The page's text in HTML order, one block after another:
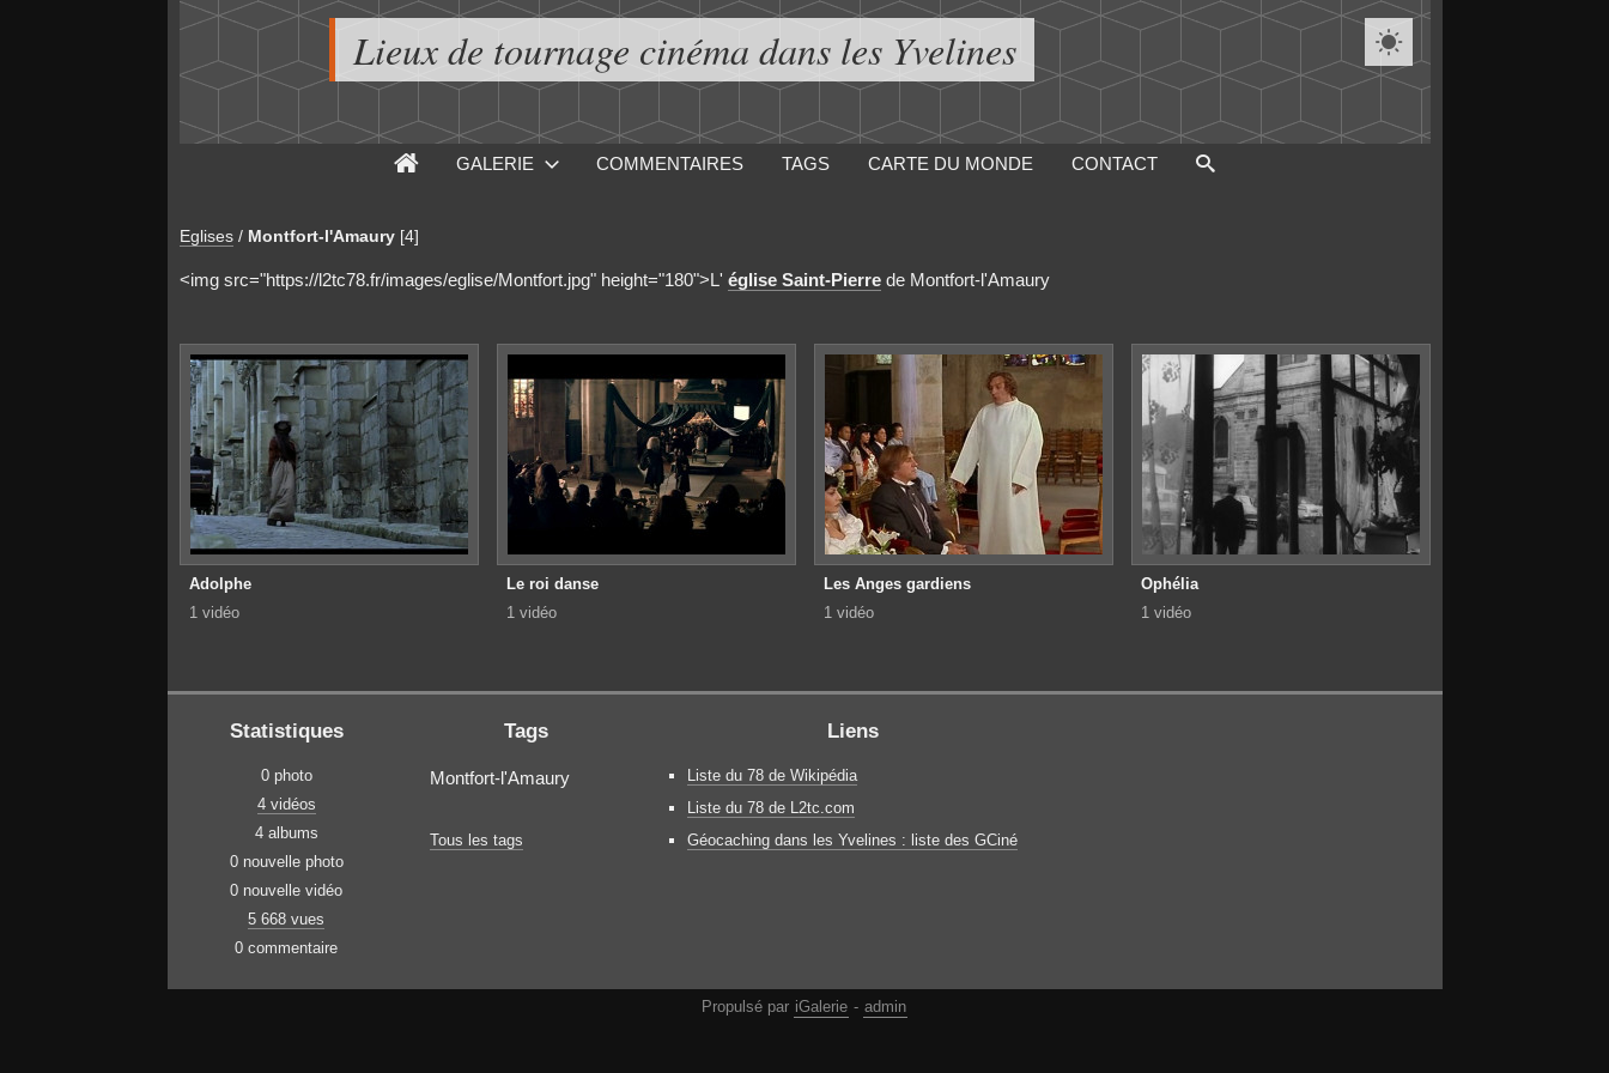
Lieux de tournage cinéma dans les Yvelines 
GALERIE COMMENTAIRES TAGS CARTE DU MONDE CONTACT
Eglises / Montfort-l'Amaury [4]
<img src="https://l2tc78.fr/images/eglise/Montfort.jpg" height="180">L' église Saint-Pierrede Montfort-l'Amaury
Adolphe
1 vidéo
Le roi danse
1 vidéo
Les Anges gardiens
1 vidéo
Ophélia
1 vidéo
Statistiques
0 photo
4 vidéos
4 albums
0 nouvelle photo
0 nouvelle vidéo
5 668 vues
0 commentaire
Tags
Montfort-l'Amaury
Tous les tags
Liens
Liste du 78 de Wikipédia
Liste du 78 de L2tc.com
Géocaching dans les Yvelines : liste des GCiné
Propulsé par iGalerie - admin